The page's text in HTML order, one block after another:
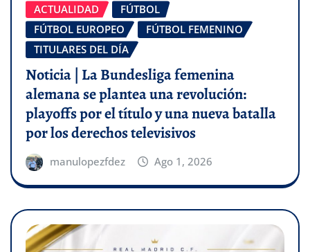
ACTUALIDAD
FÚTBOL
FÚTBOL EUROPEO
FÚTBOL FEMENINO
TITULARES DEL DÍA
Noticia | La Bundesliga femenina
alemana se plantea una revolución:
playoffs por el título y una nueva batalla
por los derechos televisivos
manulopezfdez Ago 1, 2026